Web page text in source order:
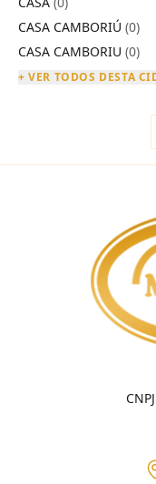
CASA CAMBORIÚ (0)
CASA CAMBORIU (0)
+ VER TODOS DESTA